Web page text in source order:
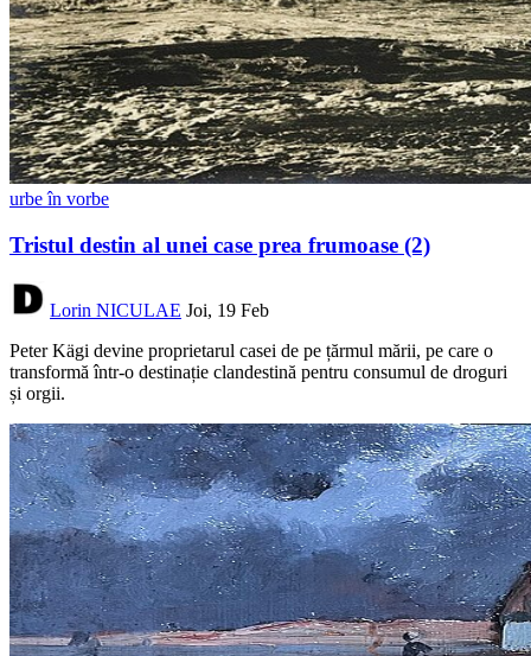
urbe în vorbe
Tristul destin al unei case prea frumoase (2)
Lorin NICULAE Joi, 19 Feb
Peter Kägi devine proprietarul casei de pe țărmul mării, pe care o
transformă într-o destinație clandestină pentru consumul de droguri
și orgii.